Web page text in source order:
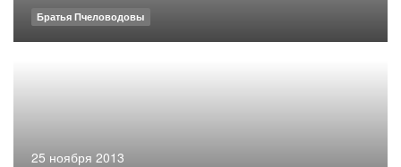
Братья Пчеловодовы
25 ноября 2013